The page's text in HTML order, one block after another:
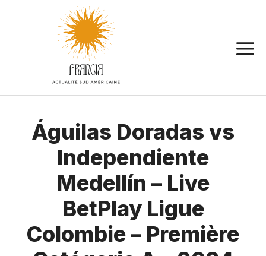
Águilas Doradas vs
Independiente
Medellín – Live
BetPlay Ligue
Colombie – Première